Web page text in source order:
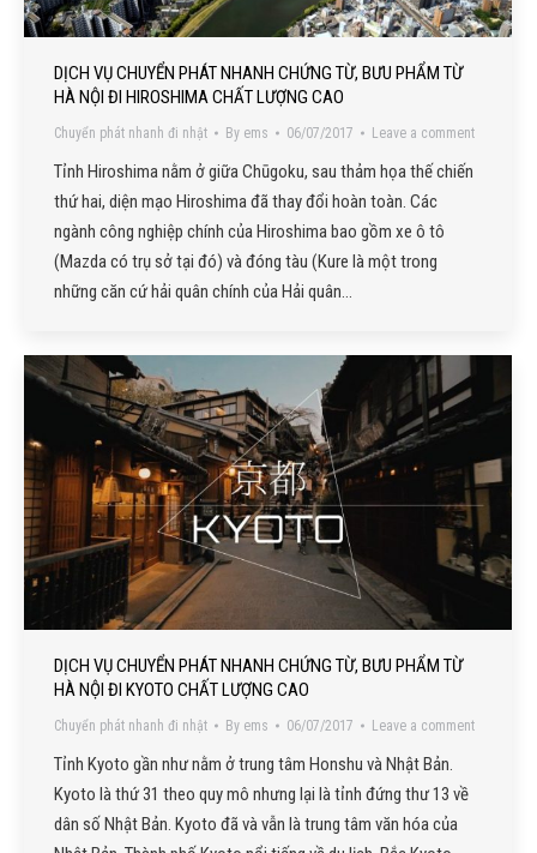
DỊCH VỤ CHUYỂN PHÁT NHANH CHỨNG TỪ, BƯU PHẨM TỪ
HÀ NỘI ĐI HIROSHIMA CHẤT LƯỢNG CAO
Chuyển phát nhanh đi nhật By ems 06/07/2017 Leave a comment
Tỉnh Hiroshima nằm ở giữa Chūgoku, sau thảm họa thế chiến
thứ hai, diện mạo Hiroshima đã thay đổi hoàn toàn. Các
ngành công nghiệp chính của Hiroshima bao gồm xe ô tô
(Mazda có trụ sở tại đó) và đóng tàu (Kure là một trong
những căn cứ hải quân chính của Hải quân…
DỊCH VỤ CHUYỂN PHÁT NHANH CHỨNG TỪ, BƯU PHẨM TỪ
HÀ NỘI ĐI KYOTO CHẤT LƯỢNG CAO
Chuyển phát nhanh đi nhật By ems 06/07/2017 Leave a comment
Tỉnh Kyoto gần như nằm ở trung tâm Honshu và Nhật Bản.
Kyoto là thứ 31 theo quy mô nhưng lại là tỉnh đứng thư 13 về
dân số Nhật Bản. Kyoto đã và vẫn là trung tâm văn hóa của